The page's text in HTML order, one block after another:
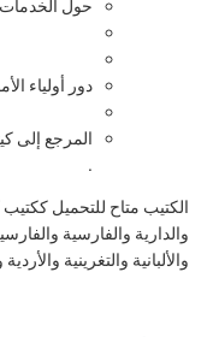
حول الخدمات
دور أولياء
المرجع إلى
.
الكتيب متاح للتحميل ككتيب
والدارية والفارسية
والألبانية والتغرينية